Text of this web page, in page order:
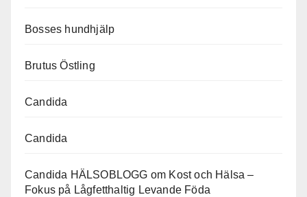
Bosses hundhjälp
Brutus Östling
Candida
Candida
Candida HÄLSOBLOGG om Kost och Hälsa –
Fokus på Lågfetthaltig Levande Föda